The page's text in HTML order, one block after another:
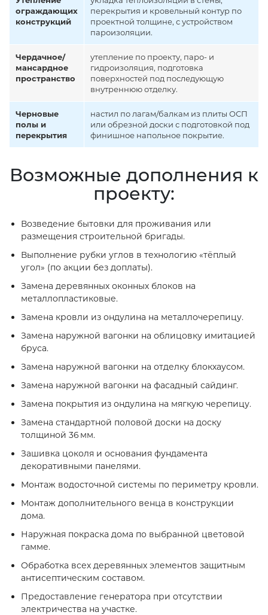
ограждающих
конструкций
перекрытия и кровельный контур по
проектной толщине, с устройством
пароизоляции.
Чердачное/
мансардное
пространство
утепление по проекту, паро- и
гидроизоляция, подготовка
поверхностей под последующую
внутреннюю отделку.
Черновые
полы и
перекрытия
настил по лагам/балкам из плиты ОСП
или обрезной доски с подготовкой под
финишное напольное покрытие.
Возможные дополнения к
проекту:
Возведение бытовки для проживания или
размещения строительной бригады.
Выполнение рубки углов в технологию «тёплый
угол» (по акции без доплаты).
Замена деревянных оконных блоков на
металлопластиковые.
Замена кровли из ондулина на металлочерепицу.
Замена наружной вагонки на облицовку имитацией
бруса.
Замена наружной вагонки на отделку блокхаусом.
Замена наружной вагонки на фасадный сайдинг.
Замена покрытия из ондулина на мягкую черепицу.
Замена стандартной половой доски на доску
толщиной 36 мм.
Зашивка цоколя и основания фундамента
декоративными панелями.
Монтаж водосточной системы по периметру кровли.
Монтаж дополнительного венца в конструкции
дома.
Наружная покраска дома по выбранной цветовой
гамме.
Обработка всех деревянных элементов защитным
антисептическим составом.
Предоставление генератора при отсутствии
электричества на участке.